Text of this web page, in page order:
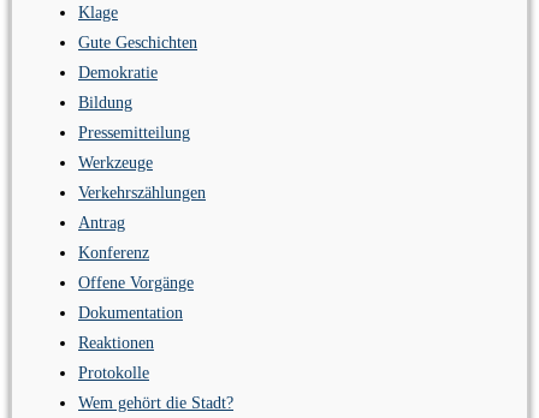
Klage
Gute Geschichten
Demokratie
Bildung
Pressemitteilung
Werkzeuge
Verkehrszählungen
Antrag
Konferenz
Offene Vorgänge
Dokumentation
Reaktionen
Protokolle
Wem gehört die Stadt?